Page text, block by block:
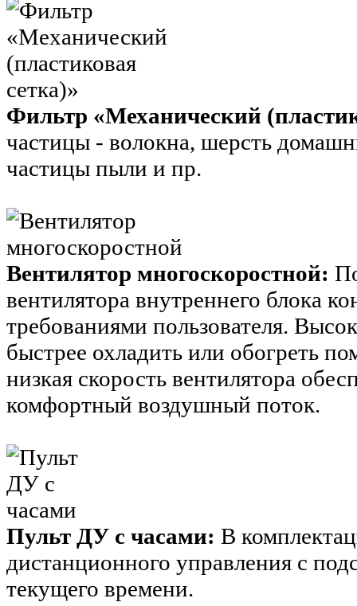
Фильтр «Механический
частицы - волокна, шерсть
частицы пыли и пр.
Вентилятор многоскоростной:
вентилятора внутреннего блока
требованиями пользователя.
быстрее охладить или обогреть
низкая скорость вентилятора
комфортный воздушный поток.
Пульт ДУ с часами: В
дистанционного управления с
текущего времени.